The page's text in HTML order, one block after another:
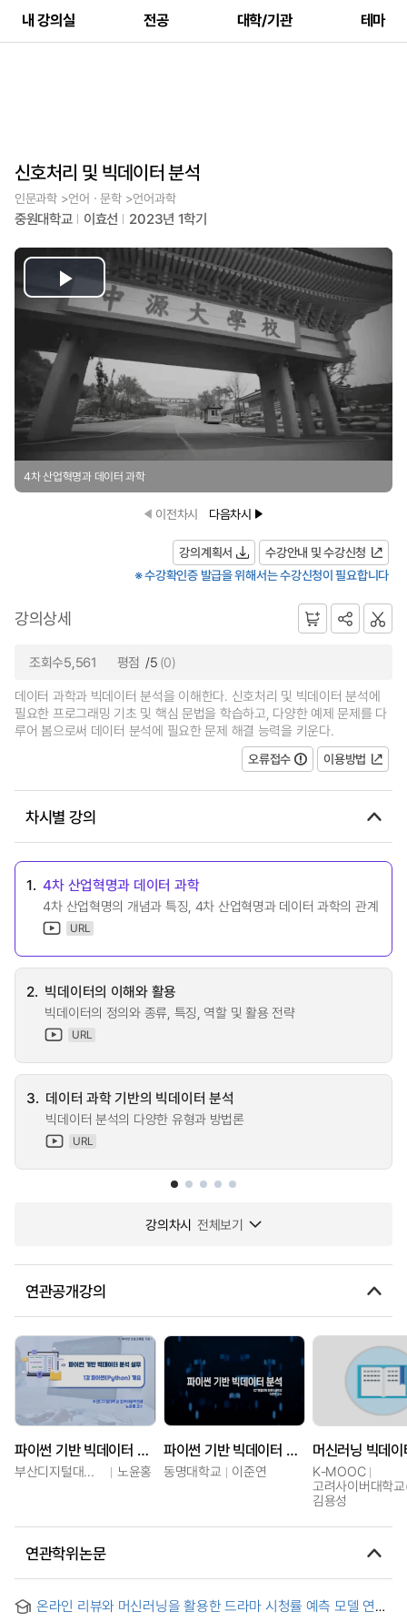
내 강의실 전공 대학/기관 테마
신호처리 및 빅데이터 분석
인문과학 >언어ㆍ문학 >언어과학
중원대학교 이효선 2023년 1학기
Play
Video
4차 산업혁명과 데이터 과학
이전차시 다음차시
강의계획서
수강안내 및 수강신청
※ 수강확인증 발급을 위해서는 수강신청이 필요합니다
강의상세
조회수5,561 평점 /5 (0)
데이터 과학과 빅데이터 분석을 이해한다. 신호처리 및 빅데이터 분석에
필요한 프로그래밍 기초 및 핵심 문법을 학습하고, 다양한 예제 문제를 다
루어 봄으로써 데이터 분석에 필요한 문제 해결 능력을 키운다.
오류접수
이용방법
차시별 강의
1. 4차 산업혁명과 데이터 과학
4차 산업혁명의 개념과 특징, 4차 산업혁명과 데이터 과학의 관계
URL
2. 빅데이터의 이해와 활용
빅데이터의 정의와 종류, 특징, 역할 및 활용 전략
URL
3. 데이터 과학 기반의 빅데이터 분석
빅데이터 분석의 다양한 유형과 방법론
URL
강의차시 전체보기
연관공개강의
파이썬 기반 빅데이터 분석 실무
부산디지털대학교 노윤홍
파이썬 기반 빅데이터 분석
동명대학교 이준연
머신러닝 빅데
K-MOOC
고려사이버대학
김용성
연관학위논문
온라인 리뷰와 머신러닝을 활용한 드라마 시청률 예측 모델 연구